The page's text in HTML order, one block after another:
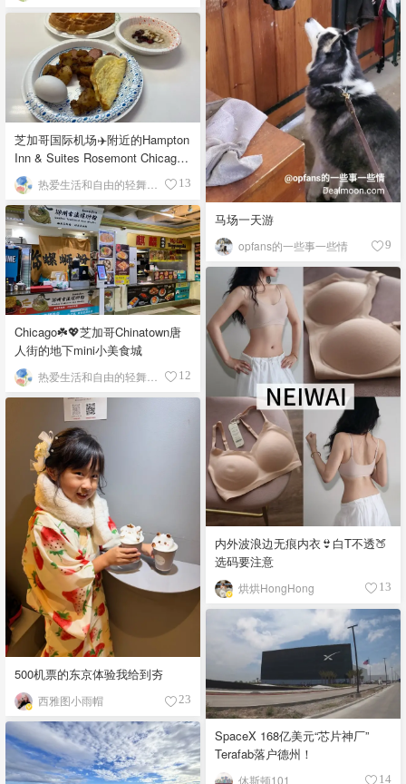
马场一天游
opfans的一些事一些情 9
芝加哥国际机场✈️附近的Hampton
Inn & Suites Rosemont Chicago
O'Hare自助早餐
13
Chicago☘️💖芝加哥Chinatown唐
人街的地下mini小美食城
12
内外波浪边无痕内衣👙白T不透🍑
选码要注意
烘烘HongHong 13
500机票的东京体验我给到夯
西雅图小雨帽 23
SpaceX 168亿美元“芯片神厂”
Terafab落户德州！
休斯顿101 14